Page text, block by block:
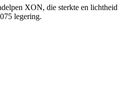
XON, die sterkte en lichtheid
legering.